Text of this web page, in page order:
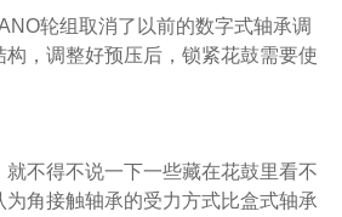
轮组取消了以前的数字式轴承调
，调整好预压后，锁紧花鼓需要使
就不得不说一下一些藏在花鼓里看不
角接触轴承的受力方式比盒式轴承